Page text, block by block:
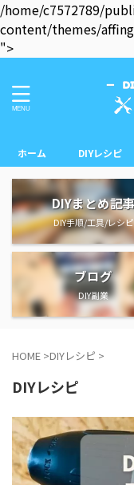
/home/c7572789/
content/themes/
">
ホーム DIYレシピ
DIYまとめ記
DIY手順/工具/レシピ
ブログ
DIY副業
HOME >DIYレシピ >
DIYレシピ